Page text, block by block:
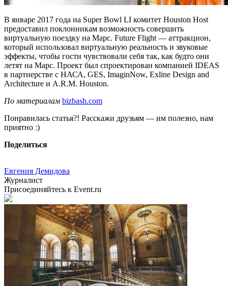
В январе 2017 года на Super Bowl LI комитет Houston Host
предоставил поклонникам возможность совершить
виртуальную поездку на Марс. Future Flight — аттракцион,
который использовал виртуальную реальность и звуковые
эффекты, чтобы гости чувствовали себя так, как будто они
летят на Марс. Проект был спроектирован компанией IDEAS
в партнерстве с НАСА, GES, ImaginNow, Exline Design and
Architecture и A.R.M. Houston.
По материалам bizbash.com
Понравилась статья?! Расскажи друзьям — им полезно, нам
приятно :)
Поделиться
Евгения Демидова
Журналист
Присоединяйтесь к Event.ru